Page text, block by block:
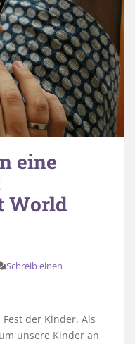
eine
World
Schreib einen
der Kinder. Als
unsere Kinder an